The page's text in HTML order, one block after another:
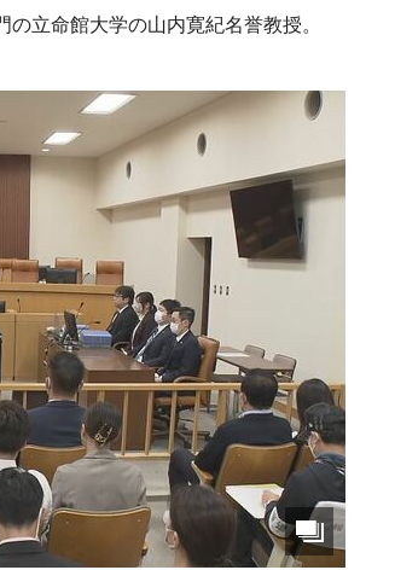
立命館大学の山内寛紀名誉教授。